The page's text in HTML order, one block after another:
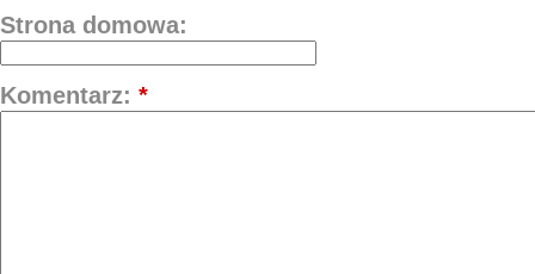
Strona domowa:
Komentarz: *